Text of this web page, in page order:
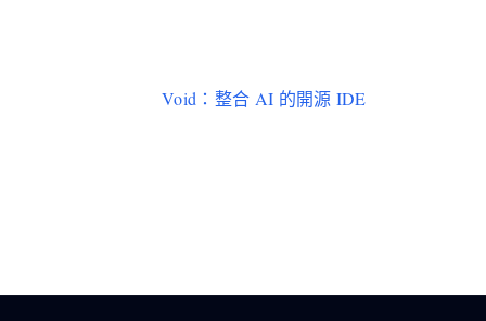
Void：整合 AI 的開源 IDE